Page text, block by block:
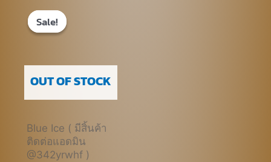
Sale!
OUT OF STOCK
Sale!
Blue Ice ( มีสิ้นค้า
ติดต่อแอดมิน
@342yrwhf )